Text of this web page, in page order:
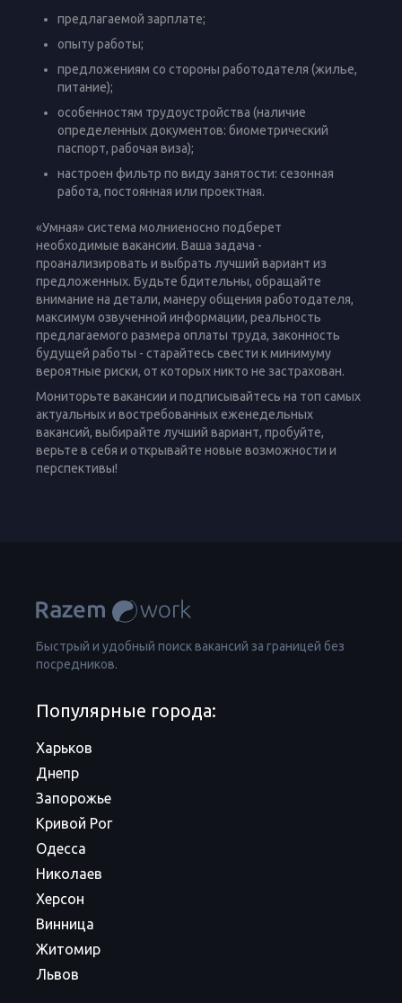
предлагаемой зарплате;
опыту работы;
предложениям со стороны работодателя (жилье,
питание);
особенностям трудоустройства (наличие
определенных документов: биометрический
паспорт, рабочая виза);
настроен фильтр по виду занятости: сезонная
работа, постоянная или проектная.
«Умная» система молниеносно подберет
необходимые вакансии. Ваша задача -
проанализировать и выбрать лучший вариант из
предложенных. Будьте бдительны, обращайте
внимание на детали, манеру общения работодателя,
максимум озвученной информации, реальность
предлагаемого размера оплаты труда, законность
будущей работы - старайтесь свести к минимуму
вероятные риски, от которых никто не застрахован.
Мониторьте вакансии и подписывайтесь на топ самых
актуальных и востребованных еженедельных
вакансий, выбирайте лучший вариант, пробуйте,
верьте в себя и открывайте новые возможности и
перспективы!
Быстрый и удобный поиск вакансий за границей без
посредников.
Популярные города:
Харьков
Днепр
Запорожье
Кривой Рог
Одесса
Николаев
Херсон
Винница
Житомир
Львов